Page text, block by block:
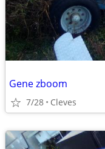
Gene zboom
7/28 Cleves